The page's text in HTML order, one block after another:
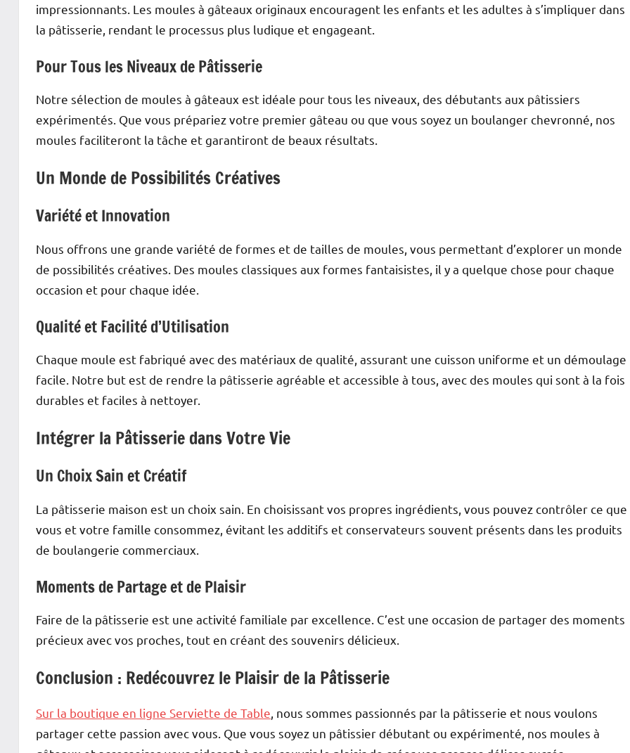
impressionnants. Les moules à gâteaux originaux encouragent les enfants et les adultes à s’impliquer dans
la pâtisserie, rendant le processus plus ludique et engageant.
Pour Tous les Niveaux de Pâtisserie
Notre sélection de moules à gâteaux est idéale pour tous les niveaux, des débutants aux pâtissiers
expérimentés. Que vous prépariez votre premier gâteau ou que vous soyez un boulanger chevronné, nos
moules faciliteront la tâche et garantiront de beaux résultats.
Un Monde de Possibilités Créatives
Variété et Innovation
Nous offrons une grande variété de formes et de tailles de moules, vous permettant d’explorer un monde
de possibilités créatives. Des moules classiques aux formes fantaisistes, il y a quelque chose pour chaque
occasion et pour chaque idée.
Qualité et Facilité d’Utilisation
Chaque moule est fabriqué avec des matériaux de qualité, assurant une cuisson uniforme et un démoulage
facile. Notre but est de rendre la pâtisserie agréable et accessible à tous, avec des moules qui sont à la fois
durables et faciles à nettoyer.
Intégrer la Pâtisserie dans Votre Vie
Un Choix Sain et Créatif
La pâtisserie maison est un choix sain. En choisissant vos propres ingrédients, vous pouvez contrôler ce que
vous et votre famille consommez, évitant les additifs et conservateurs souvent présents dans les produits
de boulangerie commerciaux.
Moments de Partage et de Plaisir
Faire de la pâtisserie est une activité familiale par excellence. C’est une occasion de partager des moments
précieux avec vos proches, tout en créant des souvenirs délicieux.
Conclusion : Redécouvrez le Plaisir de la Pâtisserie
Sur la boutique en ligne Serviette de Table, nous sommes passionnés par la pâtisserie et nous voulons
partager cette passion avec vous. Que vous soyez un pâtissier débutant ou expérimenté, nos moules à